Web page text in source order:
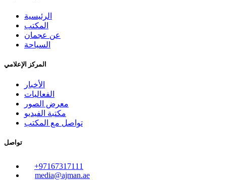
الرئيسية
المكتب
عن عجمان
السياحة
المركز الإعلامي
الأخبار
الفعاليات
معرض الصور
مكتبة الفيديو
تواصل مع المكتب
تواصل
+97167317111
media@ajman.ae